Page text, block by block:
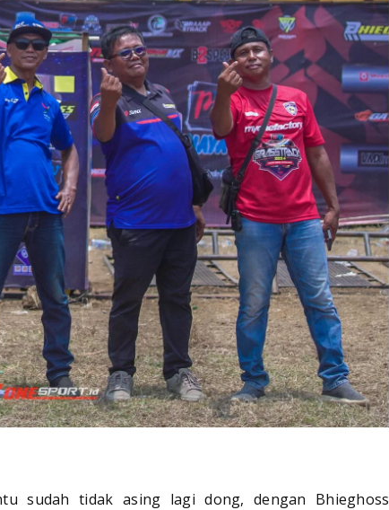
sudah tidak asing lagi dong, dengan Bhieghoss